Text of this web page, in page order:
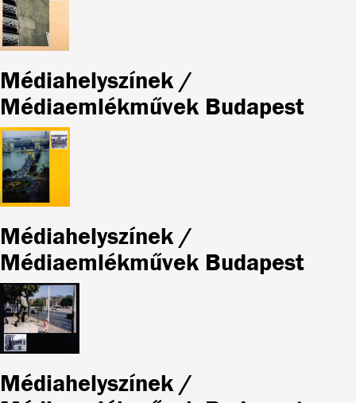
Médiahelyszínek /
Médiaemlékművek Budapest
Médiahelyszínek /
Médiaemlékművek Budapest
Médiahelyszínek /